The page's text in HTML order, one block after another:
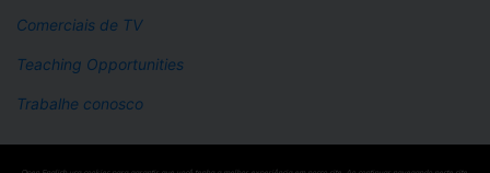
Comerciais de TV
Teaching Opportunities
Trabalhe conosco